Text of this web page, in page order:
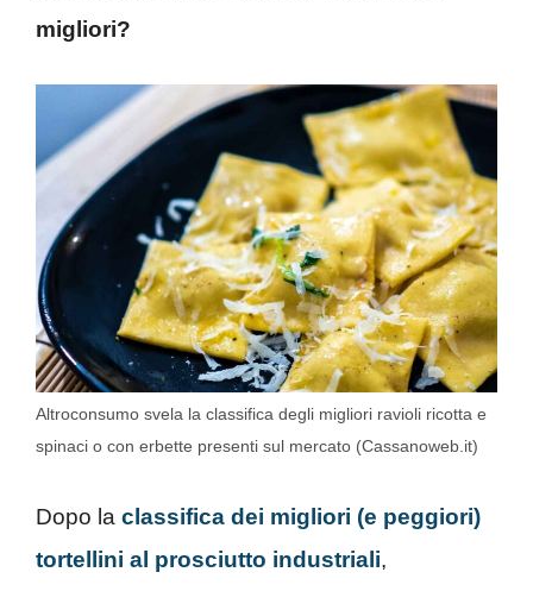
migliori?
Altroconsumo svela la classifica degli migliori ravioli ricotta e
spinaci o con erbette presenti sul mercato (Cassanoweb.it)
Dopo la classifica dei migliori (e peggiori)
tortellini al prosciutto industriali,